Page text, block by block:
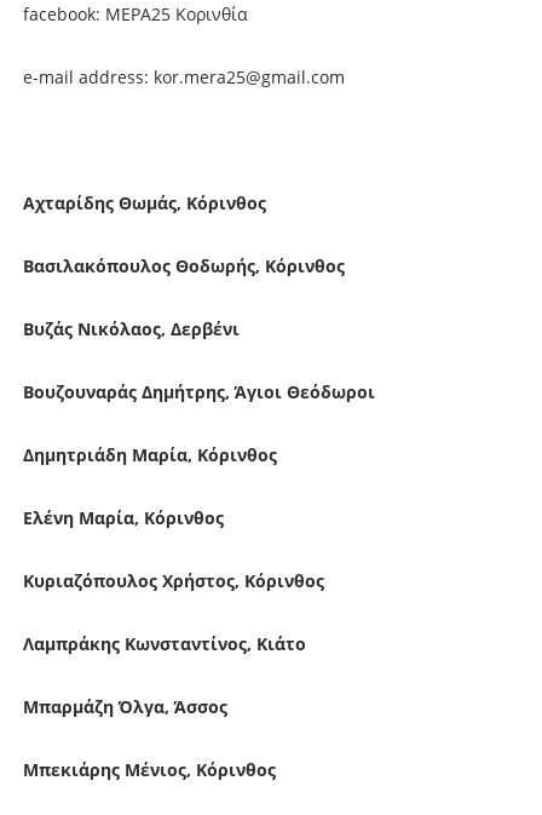
facebook: ΜΕΡΑ25 Κορινθία
e-mail address: kor.mera25@gmail.com
Αχταρίδης Θωμάς, Κόρινθος
Βασιλακόπουλος Θοδωρής, Κόρινθος
Βυζάς Νικόλαος, Δερβένι
Βουζουναράς Δημήτρης, Άγιοι Θεόδωροι
Δημητριάδη Μαρία, Κόρινθος
Ελένη Μαρία, Κόρινθος
Κυριαζόπουλος Χρήστος, Κόρινθος
Λαμπράκης Κωνσταντίνος, Κιάτο
Μπαρμάζη Όλγα, Άσσος
Μπεκιάρης Μένιος, Κόρινθος